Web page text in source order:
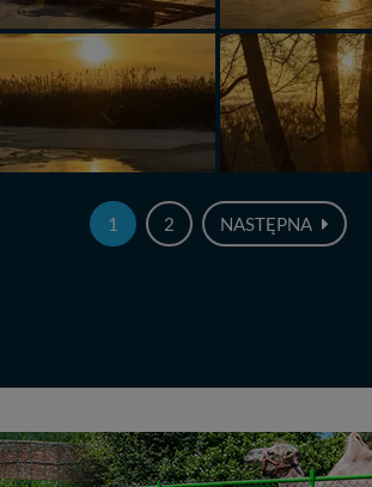
1 2 NASTĘPNA